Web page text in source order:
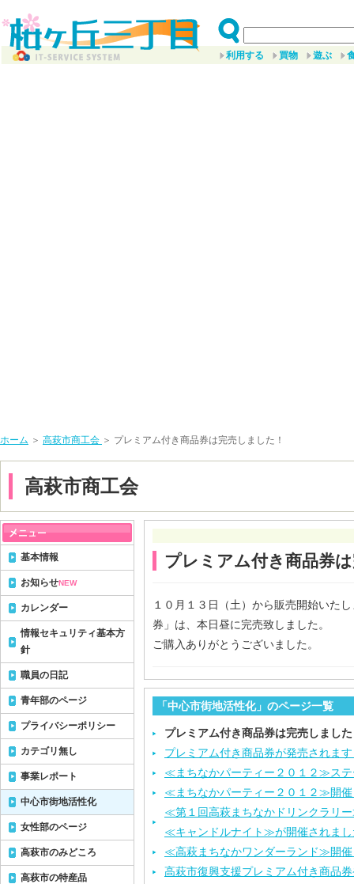
利用する 買物 遊ぶ
ホーム ＞ 高萩市商工会 ＞ プレミアム付き商品券は完売しました！
高萩市商工会
プレミアム付き商品券
１０月１３日（土）から販売開始いた
券」は、本日昼に完売致しました。
ご購入ありがとうございました。
「中心市街地活性化」のページ一覧
プレミアム付き商品券は完売しまし
プレミアム付き商品券が発売されま
≪まちなかパーティー２０１２≫ステ
≪まちなかパーティー２０１２≫開催
≪第１回高萩まちなかドリンクラリ
≪キャンドルナイト≫が開催されまし
≪高萩まちなかワンダーランド≫開催
高萩市復興支援プレミアム付き商品
基本情報
お知らせNEW
カレンダー
情報セキュリティ基本方
針
職員の日記
青年部のページ
プライバシーポリシー
カテゴリ無し
事業レポート
中心市街地活性化
女性部のページ
高萩市のみどころ
高萩市の特産品